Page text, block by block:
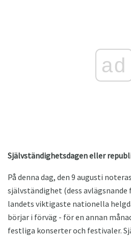
ad
Självständighetsdagen eller
På denna dag, den 9 augusti
självständighet (dess avlägsnande
landets viktigaste nationella
börjar i förväg - för en annan
festliga konserter och festivaler.